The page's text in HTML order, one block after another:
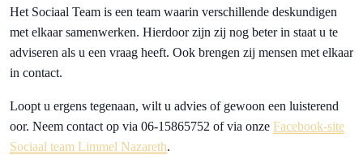
Het Sociaal Team is een team waarin verschillende deskundigen
met elkaar samenwerken. Hierdoor zijn zij nog beter in staat u te
adviseren als u een vraag heeft. Ook brengen zij mensen met elkaar
in contact.
Loopt u ergens tegenaan, wilt u advies of gewoon een luisterend
oor. Neem contact op via 06-15865752 of via onze Facebook-site
Sociaal team Limmel Nazareth.